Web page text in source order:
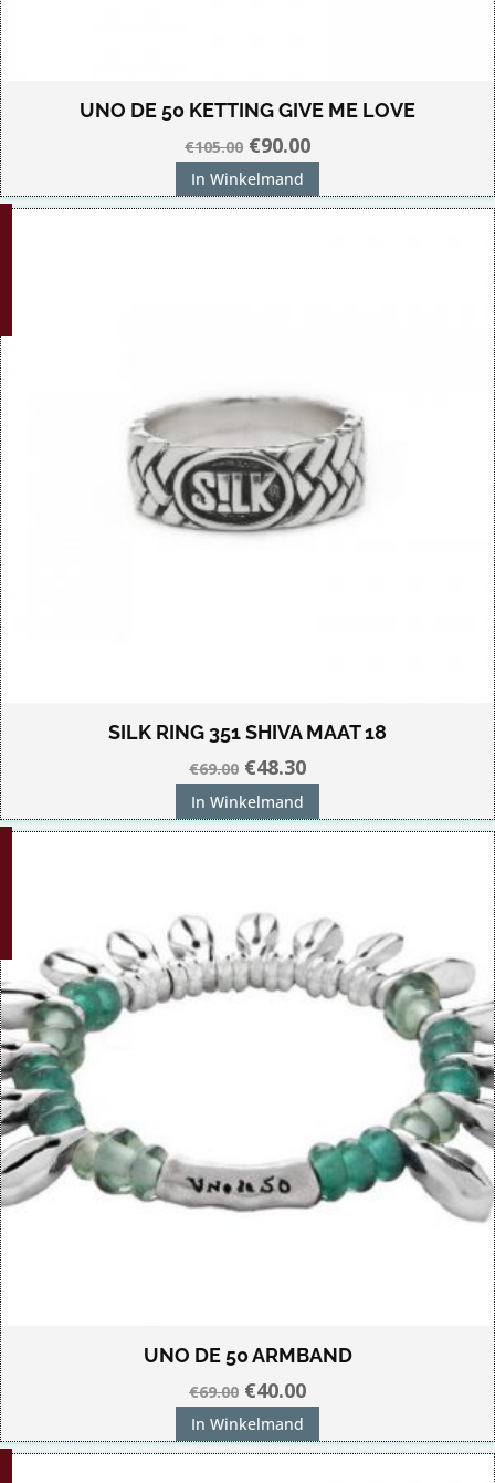
UNO DE 50 KETTING GIVE ME LOVE
€105.00 Oorspronkelijke
prijs
was:
€90.00Huidige
is:
In Winkelmand
SILK RING 351 SHIVA MAAT 18
€69.00 Oorspronkelijke
prijs
was:
€48.30Huidige
is:
In Winkelmand
UNO DE 50 ARMBAND
€69.00 Oorspronkelijke
prijs
was:
€40.00Huidige
is:
In Winkelmand